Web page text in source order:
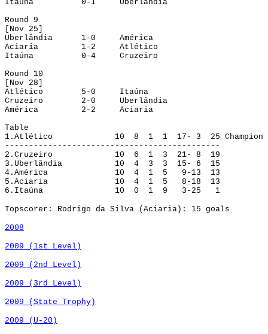
Itaúna 0-1
Uberlândia
Round 9
[Nov 25]
Uberlândia
1-0
América
Aciaria
1-2
Atlético
Itaúna
0-4
Cruzeiro
Round 10
[Nov 28]
Atlético
5-0
Itaúna
Cruzeiro
2-0
Uberlândia
América
2-2
Aciaria
Table
1. Atlético 10 8 1 1 17- 3 25 Champion
---------------------------------------------
2. Cruzeiro 10 6 1 3 21- 8
19
3. Uberlândia 10 4 3 3 15- 6
15
4. América 10 4 1 5 9-13
13
5. Aciaria 10 4 1 5 8-18
13
6. Itaúna 10 0 1 9 3-25 1
Topscorer : Rodrigo da Silva (Aciaria): 15 goals
2008
2009 (1st Level )
2009 (2nd Level )
2009 (3rd Level )
2009 ( State Trophy )
2009 (U-20)